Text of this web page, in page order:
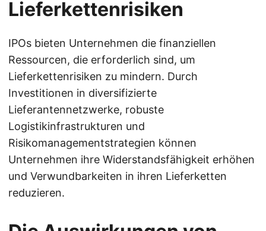
Lieferkettenrisiken
IPOs bieten Unternehmen die finanziellen
Ressourcen, die erforderlich sind, um
Lieferkettenrisiken zu mindern. Durch
Investitionen in diversifizierte
Lieferantennetzwerke, robuste
Logistikinfrastrukturen und
Risikomanagementstrategien können
Unternehmen ihre Widerstandsfähigkeit erhöhen
und Verwundbarkeiten in ihren Lieferketten
reduzieren.